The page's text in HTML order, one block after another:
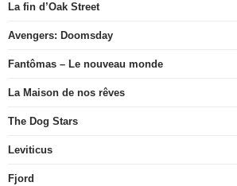
La fin d’Oak Street
Avengers: Doomsday
Fantômas – Le nouveau monde
La Maison de nos rêves
The Dog Stars
Leviticus
Fjord